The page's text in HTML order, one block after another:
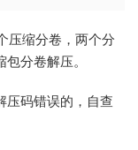
压缩分卷，两个分
分卷解压。
压码错误的，自查